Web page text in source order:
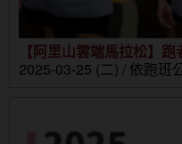
【阿里山雲端馬拉松】
2025-03-25 (二) / 依跑班